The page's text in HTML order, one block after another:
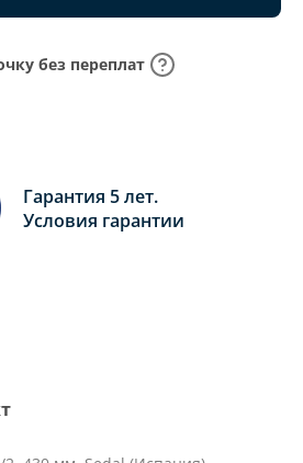
без переплат
Гарантия 5 лет.
Условия гарантии